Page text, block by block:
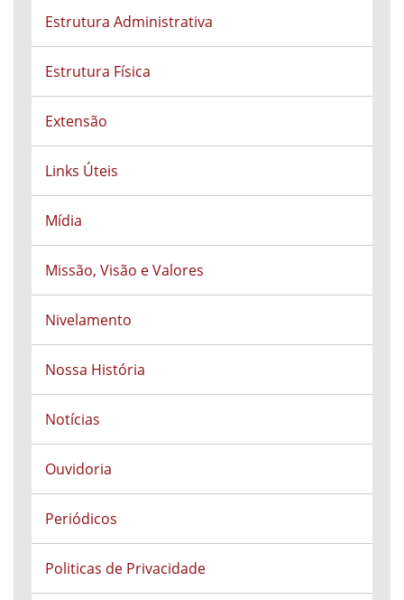
Estrutura Administrativa
Estrutura Física
Extensão
Links Úteis
Mídia
Missão, Visão e Valores
Nivelamento
Nossa História
Notícias
Ouvidoria
Periódicos
Politicas de Privacidade